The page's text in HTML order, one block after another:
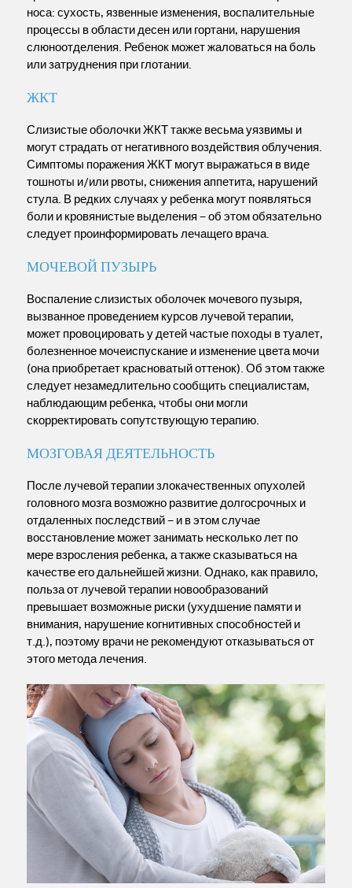
носа: сухость, язвенные изменения, воспалительные
процессы в области десен или гортани, нарушения
слюноотделения. Ребенок может жаловаться на боль
или затруднения при глотании.
ЖКТ
Слизистые оболочки ЖКТ также весьма уязвимы и
могут страдать от негативного воздействия облучения.
Симптомы поражения ЖКТ могут выражаться в виде
тошноты и/или рвоты, снижения аппетита, нарушений
стула. В редких случаях у ребенка могут появляться
боли и кровянистые выделения – об этом обязательно
следует проинформировать лечащего врача.
МОЧЕВОЙ ПУЗЫРЬ
Воспаление слизистых оболочек мочевого пузыря,
вызванное проведением курсов лучевой терапии,
может провоцировать у детей частые походы в туалет,
болезненное мочеиспускание и изменение цвета мочи
(она приобретает красноватый оттенок). Об этом также
следует незамедлительно сообщить специалистам,
наблюдающим ребенка, чтобы они могли
скорректировать сопутствующую терапию.
МОЗГОВАЯ ДЕЯТЕЛЬНОСТЬ
После лучевой терапии злокачественных опухолей
головного мозга возможно развитие долгосрочных и
отдаленных последствий – и в этом случае
восстановление может занимать несколько лет по
мере взросления ребенка, а также сказываться на
качестве его дальнейшей жизни. Однако, как правило,
польза от лучевой терапии новообразований
превышает возможные риски (ухудшение памяти и
внимания, нарушение когнитивных способностей и
т.д.), поэтому врачи не рекомендуют отказываться от
этого метода лечения.